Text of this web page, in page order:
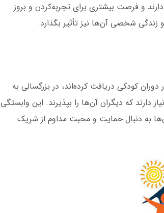
و فرصت بیشتری برای تجربه‌کردن و بروز
شخصی آن‌ها نیز تأثیر بگذارد.
کودکی دریافت کرده‌اند، در بزرگسالی به
دارند که دیگران آن‌ها را بپذیرند. این وابستگی
به دنبال حمایت و محبت مداوم از شریک